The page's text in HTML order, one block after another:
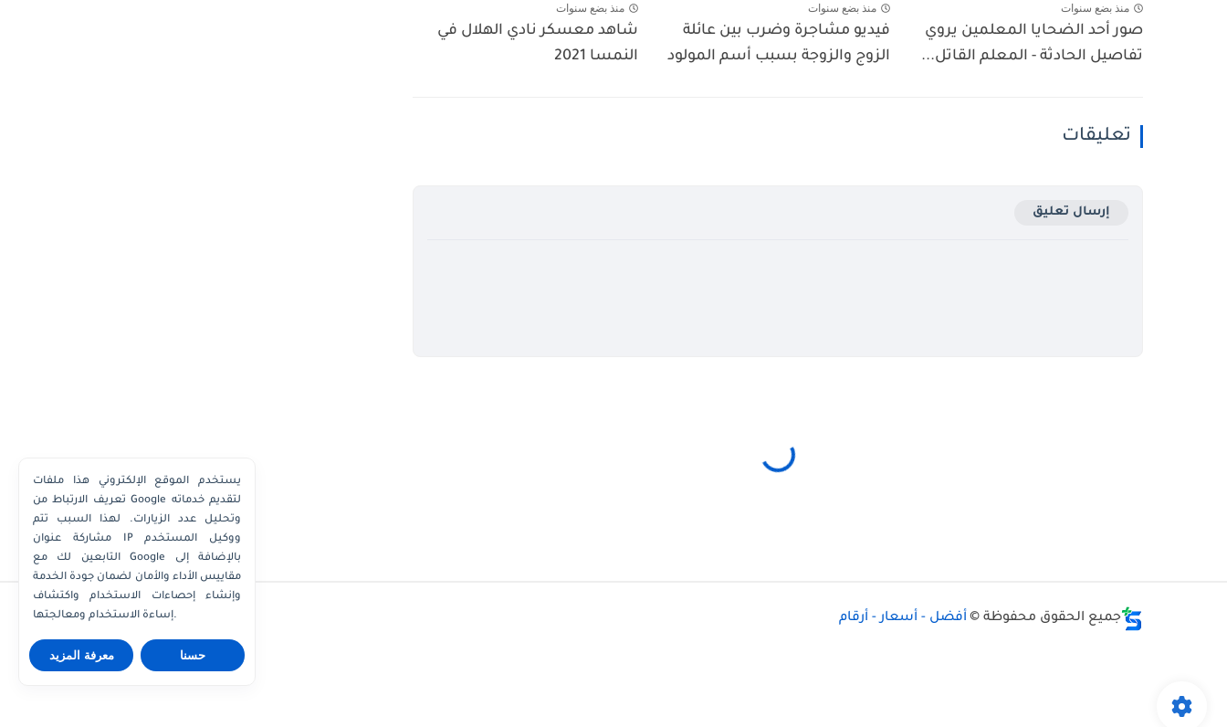
منذ بضع سنوات
صور أحد الضحايا المعلمين يروي
تفاصيل الحادثة - المعلم القاتل...
منذ بضع سنوات
فيديو مشاجرة وضرب بين عائلة
الزوج والزوجة بسبب أسم المولود
منذ بضع سنوات
شاهد معسكر نادي الهلال في
النمسا 2021
تعليقات
إرسال تعليق
جميع الحقوق محفوظة © أفضل - أسعار - أرقام
يستخدم الموقع الإلكتروني هذا ملفات
تعريف الارتباط من Google لتقديم خدماته
وتحليل عدد الزيارات. لهذا السبب تتم
مشاركة عنوان IP ووكيل المستخدم
التابعين لك مع Google بالإضافة إلى
مقاييس الأداء والأمان لضمان جودة الخدمة
وإنشاء إحصاءات الاستخدام واكتشاف
إساءة الاستخدام ومعالجتها.
معرفة المزيد حسنا